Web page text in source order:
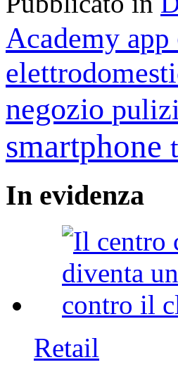
Academy app
negozio
smartphone
In evidenza
Retail